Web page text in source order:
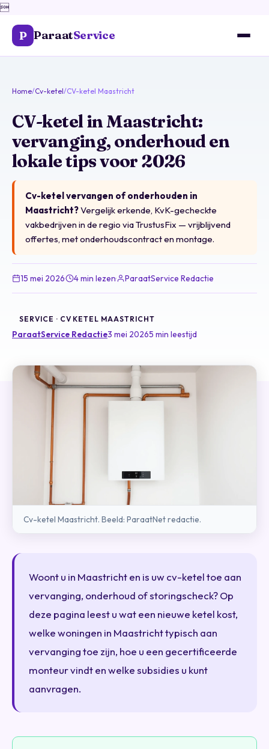

P ParaatService
Home/Cv-ketel/CV-ketel Maastricht
CV-ketel in Maastricht:
vervanging, onderhoud en
lokale tips voor 2026
Cv-ketel vervangen of onderhouden in
Maastricht?Vergelijk erkende, KvK-gecheckte
vakbedrijven in de regio viaTrustusFix — vrijblijvend
offertes, met onderhoudscontract en montage.
15 mei 2026· 4 min lezen· ParaatService Redactie
SERVICE · CV KETEL MAASTRICHT
ParaatService Redactie3 mei 20265 min leestijd
Cv-ketel Maastricht. Beeld: ParaatNet redactie.
Woont u in Maastricht en is uw cv-ketel toe aan
vervanging, onderhoud of storingscheck? Op
deze pagina leest u wat een nieuwe ketel kost,
welke woningen in Maastricht typisch aan
vervanging toe zijn, hoe u een gecertificeerde
monteur vindt en welke subsidies u kunt
aanvragen.